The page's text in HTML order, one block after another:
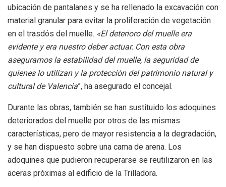
ubicación de pantalanes y se ha rellenado la excavación con
material granular para evitar la proliferación de vegetación
en el trasdós del muelle. «El deterioro del muelle era
evidente y era nuestro deber actuar. Con esta obra
aseguramos la estabilidad del muelle, la seguridad de
quienes lo utilizan y la protección del patrimonio natural y
cultural de Valencia”, ha asegurado el concejal.
Durante las obras, también se han sustituido los adoquines
deteriorados del muelle por otros de las mismas
características, pero de mayor resistencia a la degradación,
y se han dispuesto sobre una cama de arena. Los
adoquines que pudieron recuperarse se reutilizaron en las
aceras próximas al edificio de la Trilladora.